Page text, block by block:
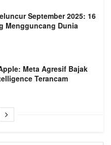
September 2025: 16
Mengguncang Dunia
Meta Agresif Bajak
Terancam